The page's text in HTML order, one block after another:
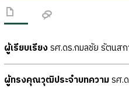
ผู้เรียบเรียงรศ.ดร.กมลชัย รัตนส
ผู้ทรงคุณวุฒิประจำบทความรศ.